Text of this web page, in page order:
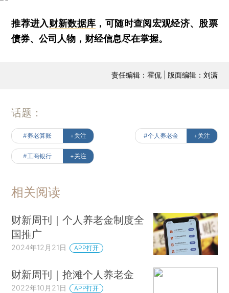
推荐进入财新数据库 ，可随时查阅宏观经济、股票
债券、公司人物，财经信息尽在掌握。
责任编辑：霍侃 | 版面编辑：刘潇
话题：
#养老算账 +关注 #个人养老金 +关注
#工商银行 +关注
相关阅读
财新周刊｜个人养老金制度全
国推广
2024年12月21日 APP打开
财新周刊｜抢滩个人养老金
2022年10月21日 APP打开